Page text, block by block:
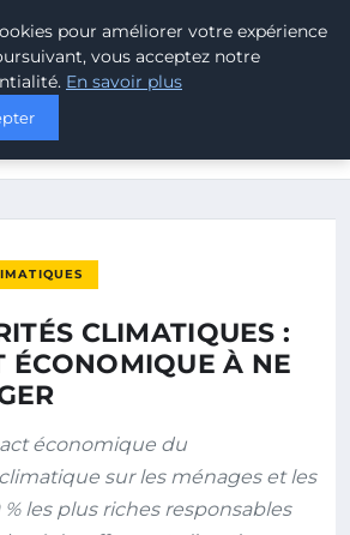
: UN IMPACT ÉCONOMIQUE À NE
CLIMATIQUES :
ÉCONOMIQUE À NE
économique du
sur les ménages et les
% les plus riches responsables
pour améliorer votre expérience
vous acceptez notre
En savoir plus